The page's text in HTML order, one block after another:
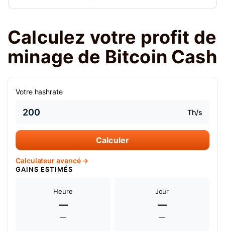
Calculez votre profit de
minage de Bitcoin Cash
Votre hashrate
Th/s
Calculer
Calculateur avancé →
GAINS ESTIMÉS
Heure
—
—
Jour
—
—